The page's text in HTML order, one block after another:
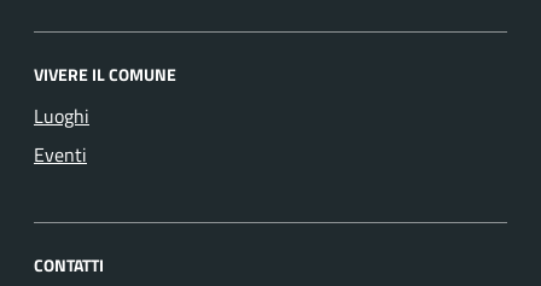
VIVERE IL COMUNE
Luoghi
Eventi
CONTATTI